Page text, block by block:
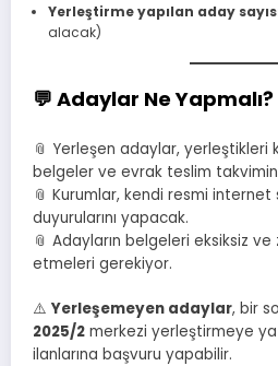
Yerleştirme yapılan aday
alacak)
💬 Adaylar Ne Yapmalı?
📎 Yerleşen adaylar, yerleştikleri
belgeler ve evrak teslim
📎 Kurumlar, kendi resmi
duyurularını yapacak.
📎 Adayların belgeleri eksiksiz
etmeleri gerekiyor.
⚠️ Yerleşemeyen adaylar, bir
2025/2 merkezi yerleştirmeye ya
ilanlarına başvuru yapabilir.